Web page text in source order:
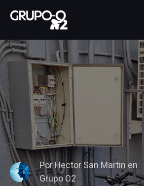
PorHector San Martin en
Grupo O2